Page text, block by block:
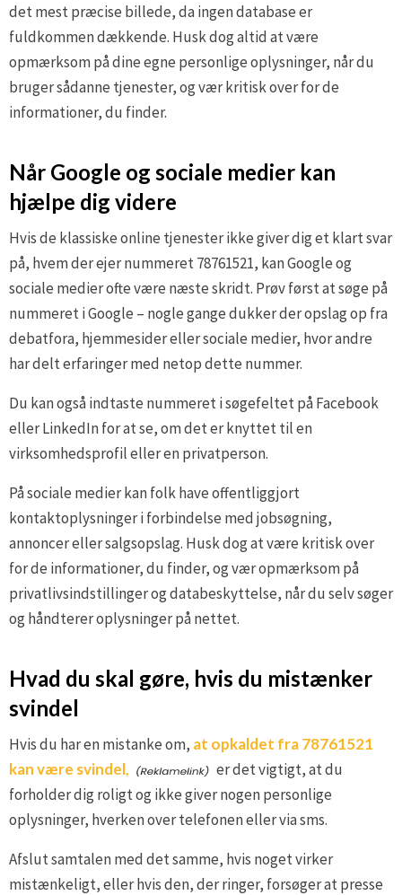
det mest præcise billede, da ingen database er
fuldkommen dækkende. Husk dog altid at være
opmærksom på dine egne personlige oplysninger, når du
bruger sådanne tjenester, og vær kritisk over for de
informationer, du finder.
Når Google og sociale medier kan
hjælpe dig videre
Hvis de klassiske online tjenester ikke giver dig et klart svar
på, hvem der ejer nummeret 78761521, kan Google og
sociale medier ofte være næste skridt. Prøv først at søge på
nummeret i Google – nogle gange dukker der opslag op fra
debatfora, hjemmesider eller sociale medier, hvor andre
har delt erfaringer med netop dette nummer.
Du kan også indtaste nummeret i søgefeltet på Facebook
eller LinkedIn for at se, om det er knyttet til en
virksomhedsprofil eller en privatperson.
På sociale medier kan folk have offentliggjort
kontaktoplysninger i forbindelse med jobsøgning,
annoncer eller salgsopslag. Husk dog at være kritisk over
for de informationer, du finder, og vær opmærksom på
privatlivsindstillinger og databeskyttelse, når du selv søger
og håndterer oplysninger på nettet.
Hvad du skal gøre, hvis du mistænker
svindel
Hvis du har en mistanke om, at opkaldet fra 78761521
kan være svindel,
er det vigtigt, at du
forholder dig roligt og ikke giver nogen personlige
oplysninger, hverken over telefonen eller via sms.
Afslut samtalen med det samme, hvis noget virker
mistænkeligt, eller hvis den, der ringer, forsøger at presse